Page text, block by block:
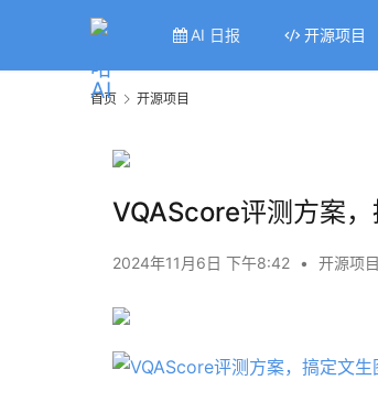
AI 日报 开源项目
首页 开源项目
VQAScore评测方案
2024年11月6日 下午8:42 • 开源项目